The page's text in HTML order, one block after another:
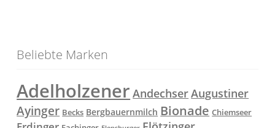
Beliebte Marken
Adelholzener AndechserAugustiner
Ayinger Becks Bergbauernmilch Bionade Chiemseer